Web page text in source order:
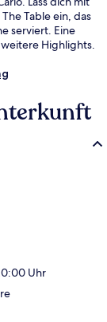
Table ein, das
serviert. Eine
weitere Highlights.
Uhr